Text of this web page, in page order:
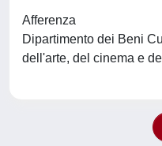
Afferenza
Dipartimento dei Beni
dell'arte, del cinema e